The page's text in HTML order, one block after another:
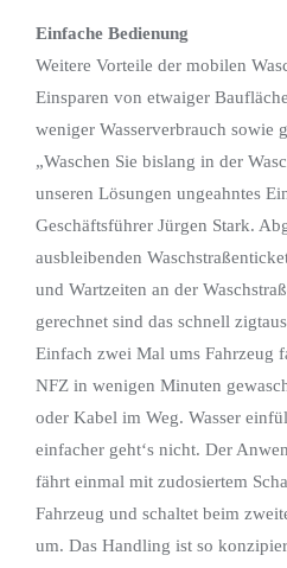
Einfache Bedienung
Weitere Vorteile der mobilen
Einsparen von etwaiger
weniger Wasserverbrauch sowie
„Waschen Sie bislang in der
unseren Lösungen ungeahntes
Geschäftsführer Jürgen Stark.
ausbleibenden
und Wartzeiten an der
gerechnet sind das schnell
Einfach zwei Mal ums Fahrzeug
NFZ in wenigen Minuten
oder Kabel im Weg. Wasser
einfacher geht‘s nicht. Der
fährt einmal mit zudosiertem
Fahrzeug und schaltet beim
um. Das Handling ist so